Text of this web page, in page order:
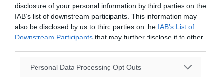
disclosure of your personal information by third parties on the
IAB’s list of downstream participants. This information may
also be disclosed by us to third parties on the IAB’s List of
Downstream Participants that may further disclose it to other
Personal Data Processing Opt Outs
ΒΔ
27°/28
06:17
20:08
πρόγνωση: